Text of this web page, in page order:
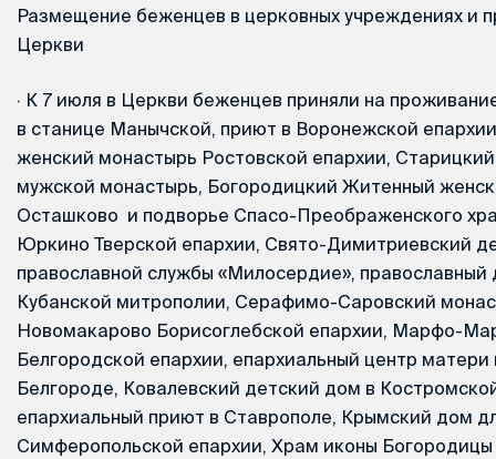
Размещение беженцев в церковных учреждениях и
Церкви
· К 7 июля в Церкви беженцев приняли на
в станице Манычской, приют в Воронежской
женский монастырь Ростовской епархии,
мужской монастырь, Богородицкий Житенный
Осташково и подворье Спасо-Преображенского
Юркино Тверской епархии, Свято-Димитриевский
православной службы «Милосердие», православный
Кубанской митрополии, Серафимо-Саровский
Новомакарово Борисоглебской епархии, Марфо-
Белгородской епархии, епархиальный центр матери
Белгороде, Ковалевский детский дом в
епархиальный приют в Ставрополе, Крымский дом
Симферопольской епархии, Храм иконы